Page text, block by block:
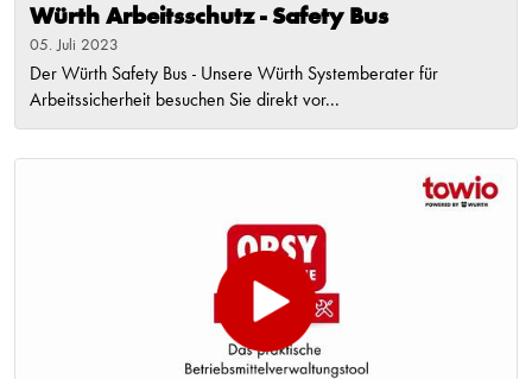
Würth Arbeitsschutz - Safety Bus
05. Juli 2023
Der Würth Safety Bus - Unsere Würth Systemberater für
Arbeitssicherheit besuchen Sie direkt vor...